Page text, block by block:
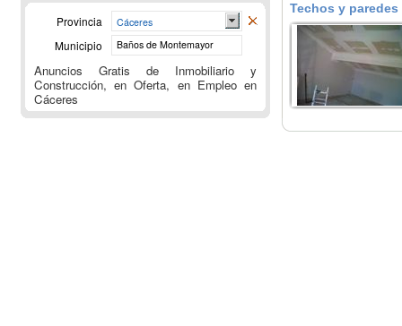
Techos y
Provincia Cáceres
Municipio Baños de Montemayor
Anuncios Gratis de Inmobiliario y
Construcción, en Oferta, en Empleo en
Cáceres